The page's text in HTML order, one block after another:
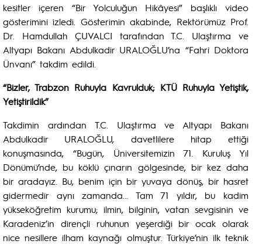
kesitler içeren “Bir Yolculuğun Hikâyesi” başlıklı video
gösterimini izledi. Gösterimin akabinde, Rektörümüz Prof.
Dr. Hamdullah ÇUVALCI tarafından T.C. Ulaştırma ve
Altyapı Bakanı Abdulkadir URALOĞLU’na “Fahri Doktora
Ünvanı” takdim edildi.
“Bizler, Trabzon Ruhuyla Kavrulduk; KTÜ Ruhuyla Yetiştik,
Yetiştirildik”
Takdimin ardından T.C. Ulaştırma ve Altyapı Bakanı
Abdulkadir URALOĞLU, davetlilere hitap ettiği
konuşmasında, “Bugün, Üniversitemizin 71. Kuruluş Yıl
Dönümü’nde, bu köklü çınarın gölgesinde, bir kez daha
bir aradayız. Bu, benim için bir yuvaya dönüş, bir hasret
gidermedir aynı zamanda… Tam 71 yıldır, bu kadim
yükseköğretim kurumu; ilmin, bilginin, vatan sevgisinin ve
Karadeniz’in dirençli ruhunun yeşerdiği bir ocak olarak
nice nesillere ilham kaynağı olmuştur. Türkiye’nin ilk teknik